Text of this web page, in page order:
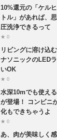
10%還元の「ケル
トル」があれば、
圧洗浄できるって
★ 0
リビングに溶け込
ナソニックのLED
いOK
★ 0
水深10mでも使える
が登場！ コンビニ
化もできちゃうよ
★ 0
あ、肉が美味しく